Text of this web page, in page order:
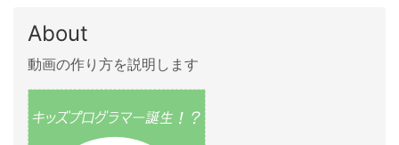
About
動画の作り方を説明します